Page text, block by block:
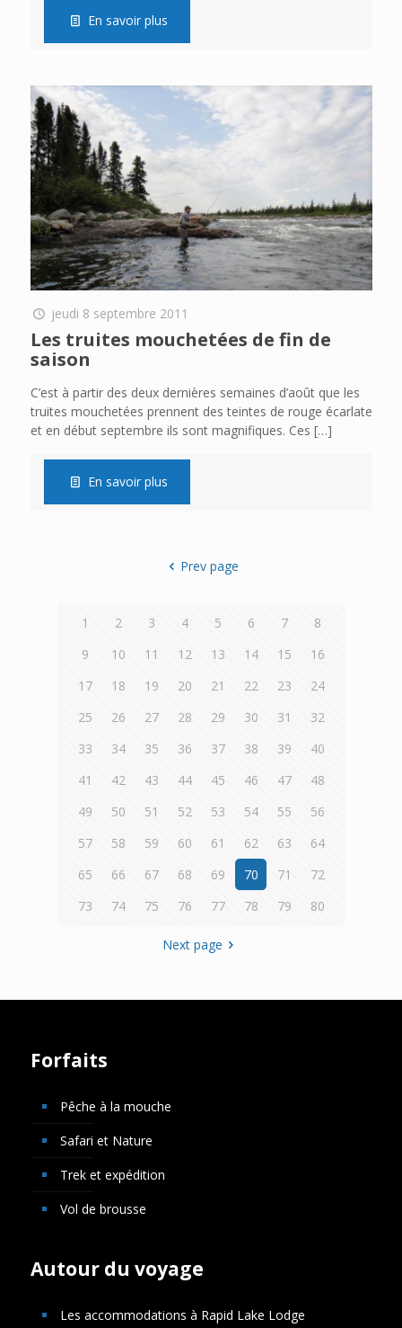
En savoir plus
jeudi 8 septembre 2011
Les truites mouchetées de fin de
saison
C’est à partir des deux dernières semaines d’août que les
truites mouchetées prennent des teintes de rouge écarlate
et en début septembre ils sont magnifiques. Ces […]
En savoir plus
Prev page
1 2 3 4 5 6 7
8
9
10 11 12 13 14 15
16
17
18 19 20 21 22 23
24
25
26 27 28 29 30 31
32
33
34 35 36 37 38 39
40
41
42 43 44 45 46 47
48
49
50 51 52 53 54 55
56
57
58 59 60 61 62 63
64
65
66 67 68 69 70 71
72
73
74 75 76 77 78 79 80
Next page
Forfaits
Pêche à la mouche
Safari et Nature
Trek et expédition
Vol de brousse
Autour du voyage
Les accommodations à Rapid Lake Lodge